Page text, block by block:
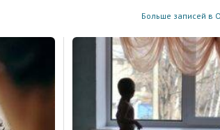
Больше записей в